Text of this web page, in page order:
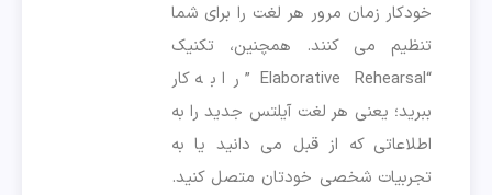
خودکار زمان مرور هر لغت را برای شما
تنظیم می کنند. همچنین، تکنیک
“Elaborative Rehearsal” را به کار
ببرید؛ یعنی هر لغت آیلتس جدید را به
اطلاعاتی که از قبل می دانید یا به
تجربیات شخصی خودتان متصل کنید.